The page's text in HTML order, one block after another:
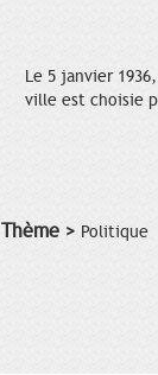
Le 5 janvier
ville est choisie
Thème > Politique